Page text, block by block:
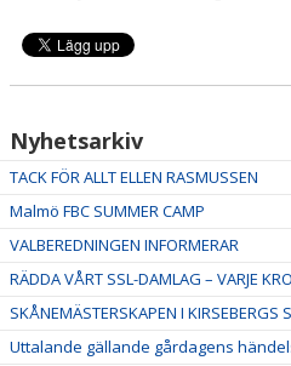
Nyhetsarkiv
TACK FÖR ALLT ELLEN RASMUSSEN
Malmö FBC SUMMER CAMP
VALBEREDNINGEN INFORMERAR
RÄDDA VÅRT SSL-DAMLAG – VARJE
SKÅNEMÄSTERSKAPEN I KIRSEBERGS
Uttalande gällande gårdagens